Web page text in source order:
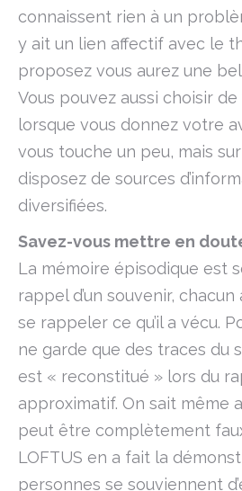
connaissent rien à un
y ait un lien affectif avec le
proposez vous aurez une
Vous pouvez aussi choisir
lorsque vous donnez votre
vous touche un peu, mais
disposez de sources
diversifiées.
Savez-vous mettre en
La mémoire épisodique est
rappel d’un souvenir, chacun
se rappeler ce qu’il a vécu.
ne garde que des traces du
est « reconstitué » lors du
approximatif. On sait même
peut être complètement
LOFTUS en a fait la
personnes se souviennent